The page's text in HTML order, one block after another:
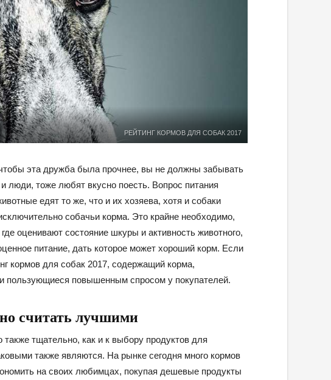
РЕЙТИНГ КОРМОВ ДЛЯ СОБАК 2017
эта дружба была прочнее, вы не должны забывать
люди, тоже любят вкусно поесть. Вопрос питания
едят то же, что и их хозяева, хотя и собаки
собачьи корма. Это крайне необходимо,
оценивают состояние шкуры и активность животного,
питание, дать которое может хороший корм. Если
кормов для собак 2017, содержащий корма,
пользующиеся повышенным спросом у покупателей.
считать лучшими
тщательно, как и к выбору продуктов для
также являются. На рынке сегодня много кормов
на своих любимцах, покупая дешевые продукты